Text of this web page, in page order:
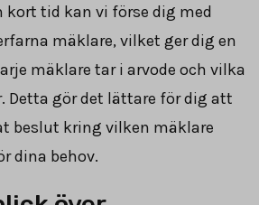
kort tid kan vi förse dig med
mäklare, vilket ger dig en
mäklare tar i arvode och vilka
Detta gör det lättare för dig att
beslut kring vilken mäklare
dina behov.